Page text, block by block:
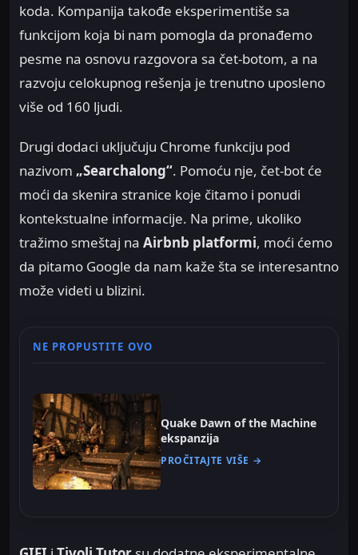
koda. Kompanija takođe eksperimentiše sa
funkcijom koja bi nam pomogla da pronađemo
pesme na osnovu razgovora sa čet-botom, a na
razvoju celokupnog rešenja je trenutno uposleno
više od 160 ljudi.
Drugi dodaci uključuju Chrome funkciju pod
nazivom „Searchalong“. Pomoću nje, čet-bot će
moći da skenira stranice koje čitamo i ponudi
kontekstualne informacije. Na prime, ukoliko
tražimo smeštaj na Airbnb platformi, moći ćemo
da pitamo Google da nam kaže šta se interesantno
može videti u blizini.
NE PROPUSTITE OVO
Quake Dawn of the Machine
ekspanzija
PROČITAJTE VIŠE →